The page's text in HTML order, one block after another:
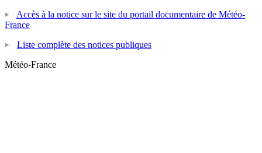
Accès à la notice sur le site du portail documentaire de Météo-
France
Liste complète des notices publiques
Météo-France